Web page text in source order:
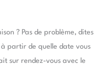
? Pas de problème, dites
à partir de quelle date vous
sur rendez-vous avec le